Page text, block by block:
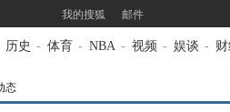
我的搜狐 邮件
历史 - 体育 - NBA - 视频 - 娱谈 -
态